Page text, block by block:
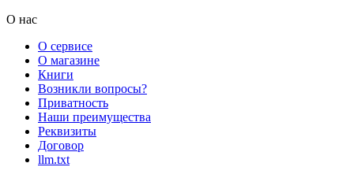
О нас
О сервисе
О магазине
Книги
Возникли вопросы?
Приватность
Наши преимущества
Реквизиты
Договор
llm.txt